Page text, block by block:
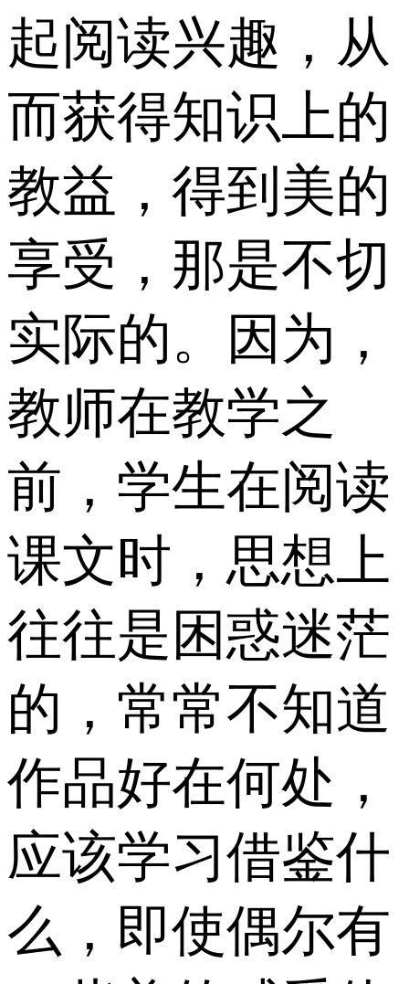
起阅读兴趣，从
而获得知识上的
教益，得到美的
享受，那是不切
实际的。因为，
教师在教学之
前，学生在阅读
课文时，思想上
往往是困惑迷茫
的，常常不知道
作品好在何处，
应该学习借鉴什
么，即使偶尔有